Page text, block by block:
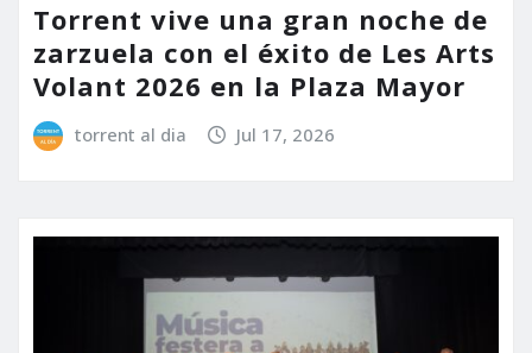
Torrent vive una gran noche de
zarzuela con el éxito de Les Arts
Volant 2026 en la Plaza Mayor
torrent al dia Jul 17, 2026